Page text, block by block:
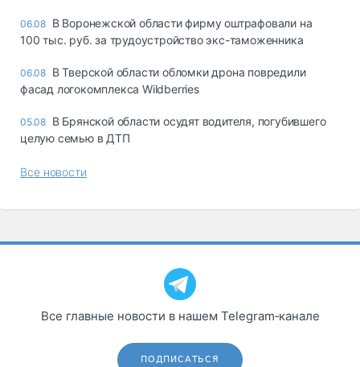
06.08 В Воронежской области фирму оштрафовали на
100 тыс. руб. за трудоустройство экс-таможенника
06.08 В Тверской области обломки дрона повредили
фасад логокомплекса Wildberries
05.08 В Брянской области осудят водителя, погубившего
целую семью в ДТП
Все новости
Все главные новости в нашем Telegram‑канале
ПОДПИСАТЬСЯ